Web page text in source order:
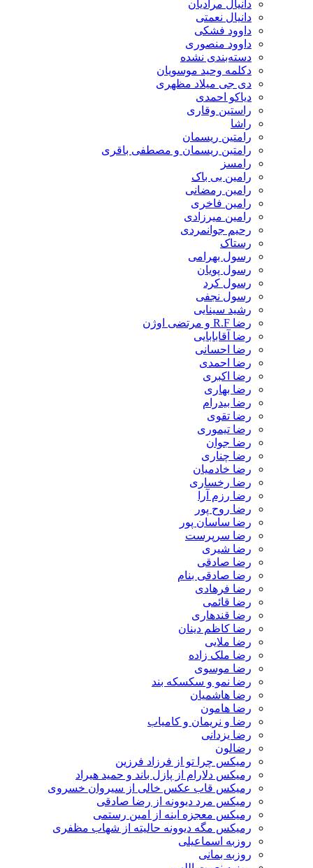
دانیال مرادیان
دانیال نعمتی
داوود فشکی
داوود منصوری
دسته‌بندی نشده
دکلمه وحید موسویان
دی جی میلاد مظهری
دیاکو احمدی
راستین وقاری
راشا
رامتین ریسمان
رامتین ریسمان و مصطفی باقری
رامسز
رامین بی باک
رامین رمضانی
رامین فاخری
رامین میرزادی
رحیم جوانمردی
رستاک
رسول بهرامی
رسول پویان
رسول کرد
رسول نجفی
رشید سینایی
رضا R.F و مرتضی اوژن
رضا آقابابایی
رضا احسانی
رضا احمدی
رضا اکبری
رضا بهاری
رضا بیدرام
رضا تقوی
رضا تیموری
رضا جوان
رضا چناری
رضا خادمیان
رضا رخساری
رضا رزم آرا
رضا روح پور
رضا ساسان پور
رضا سرپرست
رضا شیری
رضا صادقی
رضا صادقی بنام
رضا فرهادی
رضا قائمی
رضا قندهاری
رضا کاظم دینان
رضا ملایی
رضا ملک زاده
رضا موسوی
رضا نمو و سکسکه بند
رضا هاشمیان
رضا هامون
رضا و نریمان و کامیاب
رضا یزدانی
رضالون
رمیکس چرا تو از فرزاد فرزین
رمیکس دلارام از پازل باند و حمید هیراد
رمیکس قاب عکس خالی از سیروان خسروی
رمیکس مرد دیوونه از رضا صادقی
رمیکس معجزه اینه از امین رستمی
رمیکس مگه دیوونه حالیته از شهاب مظفری
روزبه اسماعیلی
روزبه بمانی